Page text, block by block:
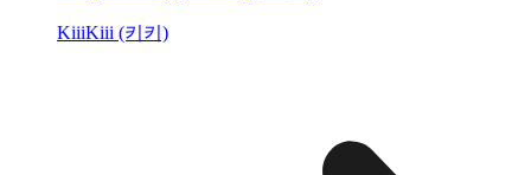
KiiiKiii (키키)